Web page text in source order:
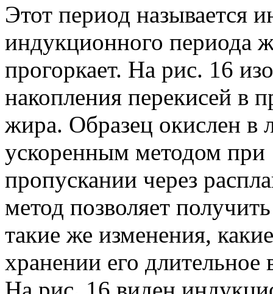
Этот период называется
индукционного периода
прогоркает. На рис. 16
накопления перекисей в
жира. Образец окислен в
ускоренным методом
пропускании через
метод позволяет
такие же изменения,
хранении его